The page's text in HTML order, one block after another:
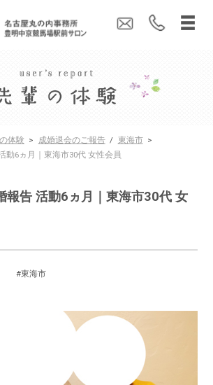
体験 > 成婚退会のご報告 / 東海市 >
動6ヵ月｜東海市30代 女性会員
報告 活動6ヵ月｜東海市30代 女
#東海市